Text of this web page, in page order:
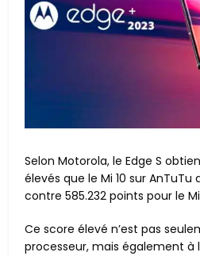
Selon Motorola, le Edge S
élevés que le Mi 10 sur
contre 585.232 points pour le Mi
Ce score élevé n’est pas
processeur, mais également à